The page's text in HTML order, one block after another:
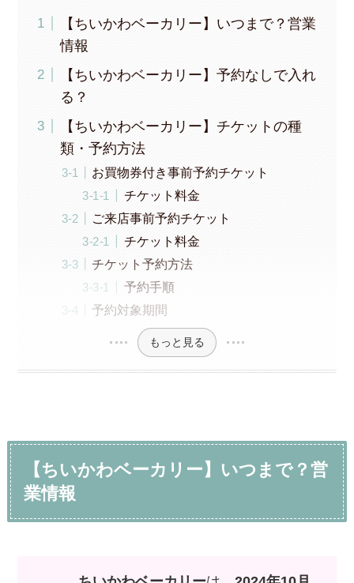
【ちいかわベーカリー】いつまで？営業
情報
【ちいかわベーカリー】予約なしで入れ
る？
【ちいかわベーカリー】チケットの種
類・予約方法
お買物券付き事前予約チケット
チケット料金
ご来店事前予約チケット
チケット料金
チケット予約方法
予約手順
予約対象期間
もっと見る
【ちいかわベーカリー】いつまで？営
業情報